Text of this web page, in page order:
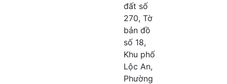
đất số
270, Tờ
bản đồ
số 18,
Khu phố
Lộc An,
Phường